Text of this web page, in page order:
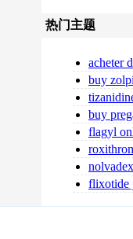
热门主题
acheter
fiable
buy
zolpidem
tizanidine
buy
online
flagyl
flagyl
toute
nolvadex
flixotide